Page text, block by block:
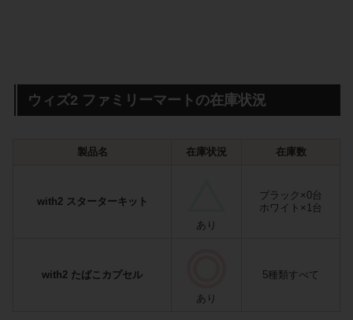
ウィズ2 ファミリーマートの在庫状況
製品名 在庫状況 在庫数
with2 スターターキット
あり
ブラック×0台
ホワイト×1台
with2 たばこカプセル
あり
5種類すべて